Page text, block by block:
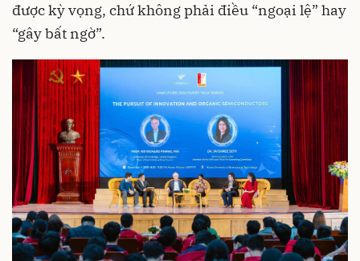
được kỳ vọng, chứ không phải điều “ngoại lệ” hay
“gây bất ngờ”.